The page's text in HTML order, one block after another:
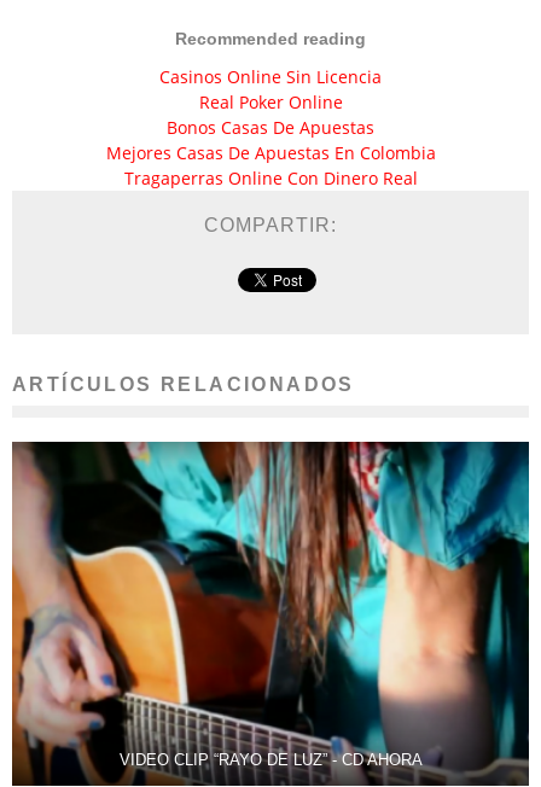
Recommended reading
Casinos Online Sin Licencia
Real Poker Online
Bonos Casas De Apuestas
Mejores Casas De Apuestas En Colombia
Tragaperras Online Con Dinero Real
COMPARTIR:
ARTÍCULOS RELACIONADOS
VIDEO CLIP “RAYO DE LUZ” - CD AHORA